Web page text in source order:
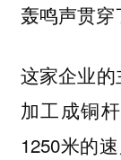
轰鸣声贯穿
这家企业的
加工成铜
1250米的